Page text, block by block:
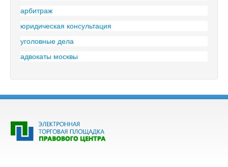
Дата публикации - 12 января
арбитраж
юридическая консультация
уголовные дела
адвокаты москвы